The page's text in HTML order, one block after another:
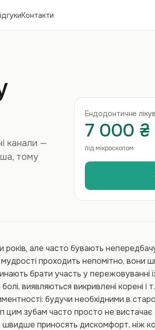
Контакти
канали —
тому
Ендодонтичне
7 000 ₴
під мікроскопом
років, але часто бувають
проходить непомітно, вони
брати участь у пережовуванні
виявляються викривлені корені і
будучи необхідними в
цим зубам часто просто не вистачає
швидше приносять дискомфорт, ніж